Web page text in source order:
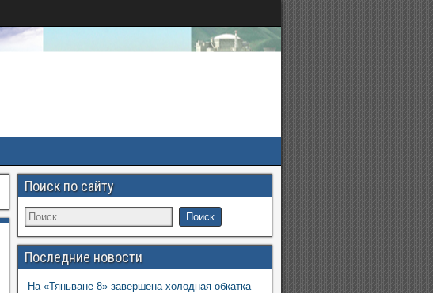
Поиск по сайту
Последние новости
На «Тяньване-8» завершена холодная обкатка